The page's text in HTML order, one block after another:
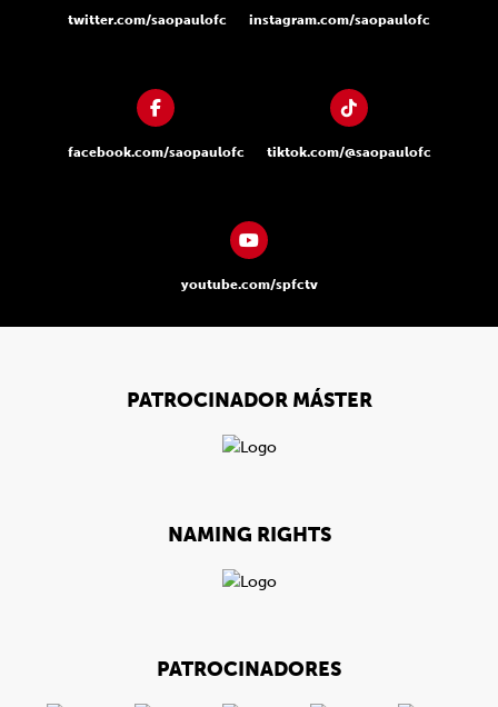
twitter.com/saopaulofc instagram.com/saopaulofc
facebook.com/saopaulofc tiktok.com/@saopaulofc
youtube.com/spfctv
PATROCINADOR MÁSTER
NAMING RIGHTS
PATROCINADORES